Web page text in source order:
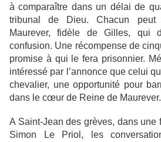
à comparaître dans un délai de
tribunal de Dieu. Chacun peut
Maurever, fidèle de Gilles, qui
confusion. Une récompense de
promise à qui le fera prisonnier.
intéressé par l’annonce que celui
chevalier, une opportunité pour
dans le cœur de Reine de Maurever.
A Saint-Jean des grèves, dans une
Simon Le Priol, les